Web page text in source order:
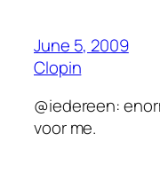
June 5, 2009
Clopin
@iedereen:
voor me.